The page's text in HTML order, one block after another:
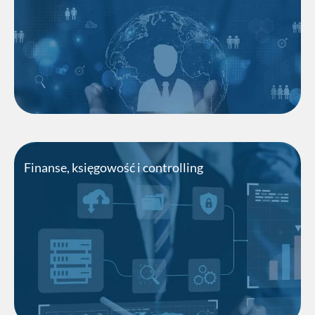
efektywność i jakość działań.
Odkryj nowe możliwości!
Finanse, księgowość i controlling
Dostarczamy rozwiązania, które skutecznie
wspierają realizację celów finansowych Twojej
firmy.
Odkryj nowe możliwości!